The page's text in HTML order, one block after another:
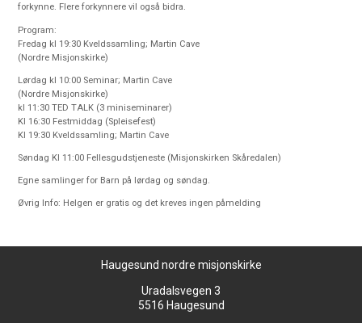
forkynne. Flere forkynnere vil også bidra.
Program:
Fredag kl 19:30 Kveldssamling; Martin Cave
(Nordre Misjonskirke)
Lørdag kl 10:00 Seminar; Martin Cave
(Nordre Misjonskirke)
kl 11:30 TED TALK (3 miniseminarer)
Kl 16:30 Festmiddag (Spleisefest)
Kl 19:30 Kveldssamling; Martin Cave
Søndag Kl 11:00 Fellesgudstjeneste (Misjonskirken Skåredalen)
Egne samlinger for Barn på lørdag og søndag.
Øvrig Info: Helgen er gratis og det kreves ingen påmelding
Haugesund nordre misjonskirke
Uradalsvegen 3
5516 Haugesund